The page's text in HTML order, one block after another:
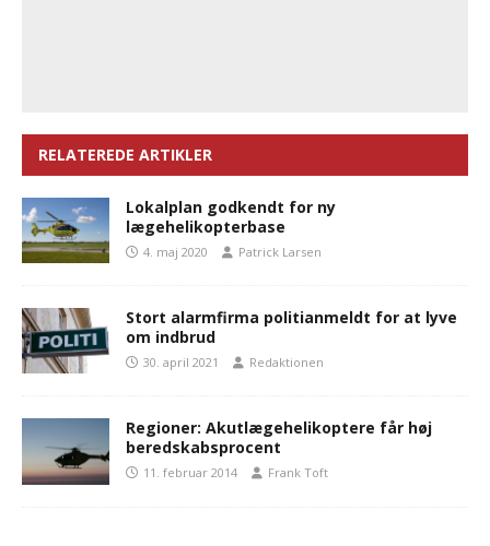
RELATEREDE ARTIKLER
Lokalplan godkendt for ny
lægehelikopterbase
4. maj 2020 Patrick Larsen
Stort alarmfirma politianmeldt for at lyve
om indbrud
30. april 2021 Redaktionen
Regioner: Akutlægehelikoptere får høj
beredskabsprocent
11. februar 2014 Frank Toft